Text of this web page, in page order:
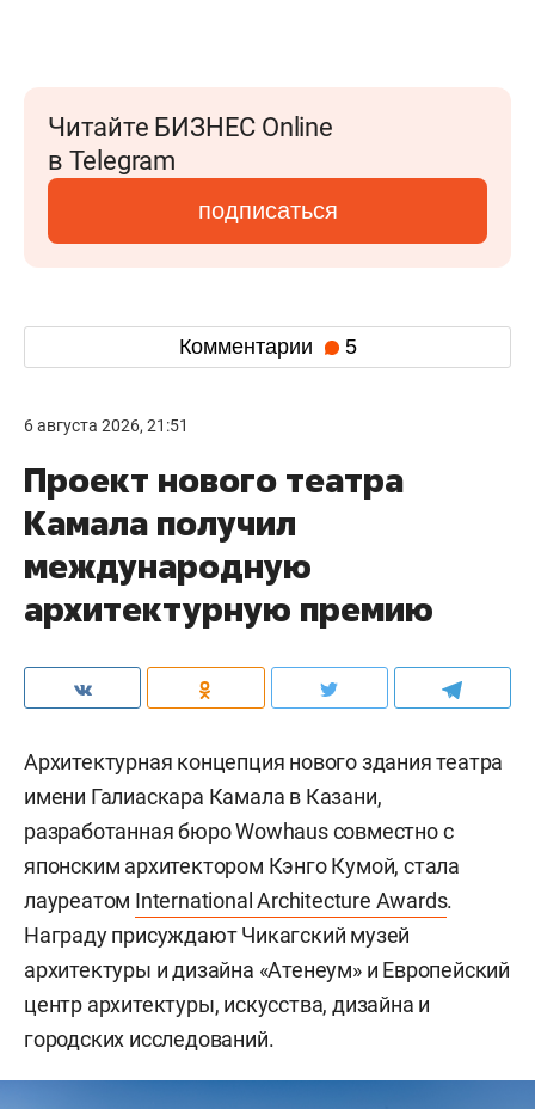
Читайте БИЗНЕС Online
в Telegram
подписаться
Комментарии 5
6 августа 2026, 21:51
Проект нового театра
Камала получил
международную
архитектурную премию
Архитектурная концепция нового здания театра
имени Галиаскара Камала в Казани,
разработанная бюро Wowhaus совместно с
японским архитектором Кэнго Кумой, стала
лауреатом International Architecture Awards.
Награду присуждают Чикагский музей
архитектуры и дизайна «Атенеум» и Европейский
центр архитектуры, искусства, дизайна и
городских исследований.